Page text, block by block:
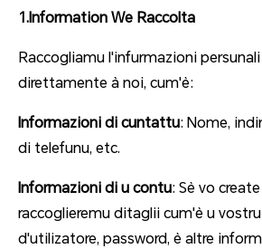
1.Information We Raccolta
Raccogliamu l'infurmazioni
direttamente à noi, cum'è:
Informazioni di cuntattu: Nome,
di telefunu, etc.
Informazioni di u contu: Sè vo
raccoglieremu ditaglii cum'è u
d'utilizatore, password, è altre